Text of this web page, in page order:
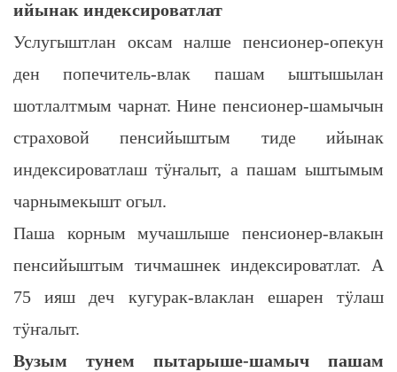
ийынак индексироватлат
Услугыштлан оксам налше пенсионер-опекун
ден попечитель-влак пашам ыштышылан
шотлалтмым чарнат. Нине пенсионер-шамычын
страховой пенсийыштым тиде ийынак
индексироватлаш тӱҥалыт, а пашам ыштымым
чарнымекышт огыл.
Паша корным мучашлыше пенсионер-влакын
пенсийыштым тичмашнек индексироватлат. А
75 ияш деч кугурак-влаклан ешарен тӱлаш
тӱҥалыт.
Вузым тунем пытарыше-шамыч пашам